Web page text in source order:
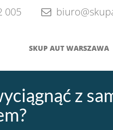
005
SKUP AUT WARSZAWA
z